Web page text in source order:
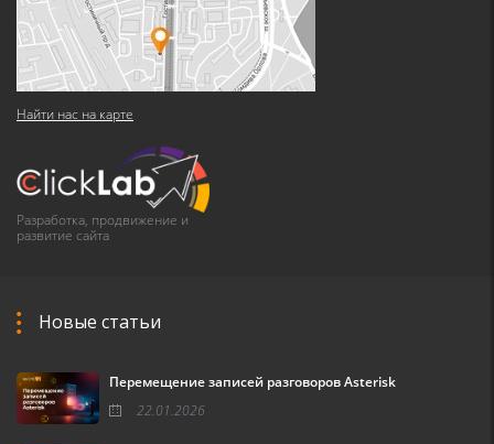
Найти нас на карте
Разработка, продвижение и
развитие сайта
Новые статьи
Перемещение записей разговоров Asterisk
22.01.2026